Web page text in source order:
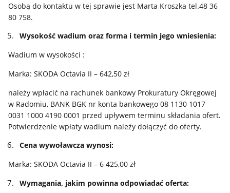
Osobą do kontaktu w tej sprawie jest Marta Kroszka tel.48 36
80 758.
Wysokość wadium oraz forma i termin jego wniesienia:
Wadium w wysokości :
Marka: SKODA Octavia II – 642,50 zł
należy wpłacić na rachunek bankowy Prokuratury Okręgowej
w Radomiu, BANK BGK nr konta bankowego 08 1130 1017
0031 1000 4190 0001 przed upływem terminu składania ofert.
Potwierdzenie wpłaty wadium należy dołączyć do oferty.
Cena wywoławcza wynosi:
Marka: SKODA Octavia II – 6 425,00 zł
Wymagania, jakim powinna odpowiadać oferta: